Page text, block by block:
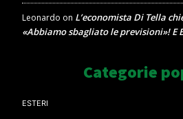
Leonardo on L’economista Di Tella
«Abbiamo sbagliato le previsioni»! E
Categorie
ESTERI